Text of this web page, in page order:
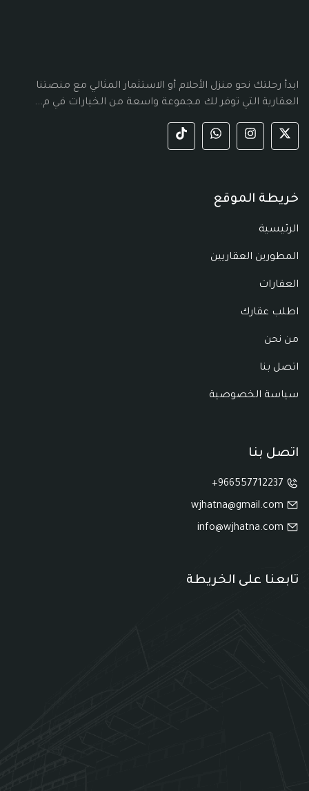
ابدأ رحلتك نحو منزل الأحلام أو الاستثمار المثالي مع منصتنا
العقارية التي توفر لك مجموعة واسعة من الخيارات في م...
خريطة الموقع
الرئيسية
المطورين العقاريين
العقارات
اطلب عقارك
من نحن
اتصل بنا
سياسة الخصوصية
اتصل بنا
تابعنا على الخريطة